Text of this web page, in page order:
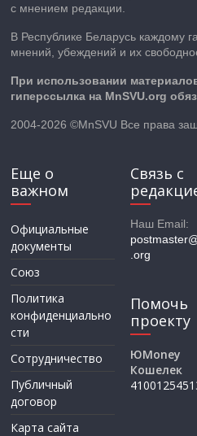
с мнением редакции.
В Республике Беларусь каждому
мнений, убеждений и их
При использовании
гиперссылка на MnSVU.org
2004-2026 ©MnSVU Все права
Еще о
важном
Официальные
документы
Союз
Политика
конфиденциально
сти
Сотрудничество
Публичный
договор
Карта сайта
Связь с
Наш Email:
.org
Помочь
проекту
ЮMoney
Кошелек